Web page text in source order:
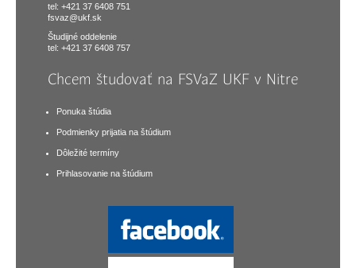
tel: +421 37 6408 751
fsvaz@ukf.sk
Študijné oddelenie
tel: +421 37 6408 757
Chcem študovať na FSVaZ UKF v Nitre
Ponuka štúdia
Podmienky prijatia na štúdium
Dôležité termíny
Prihlasovanie na štúdium